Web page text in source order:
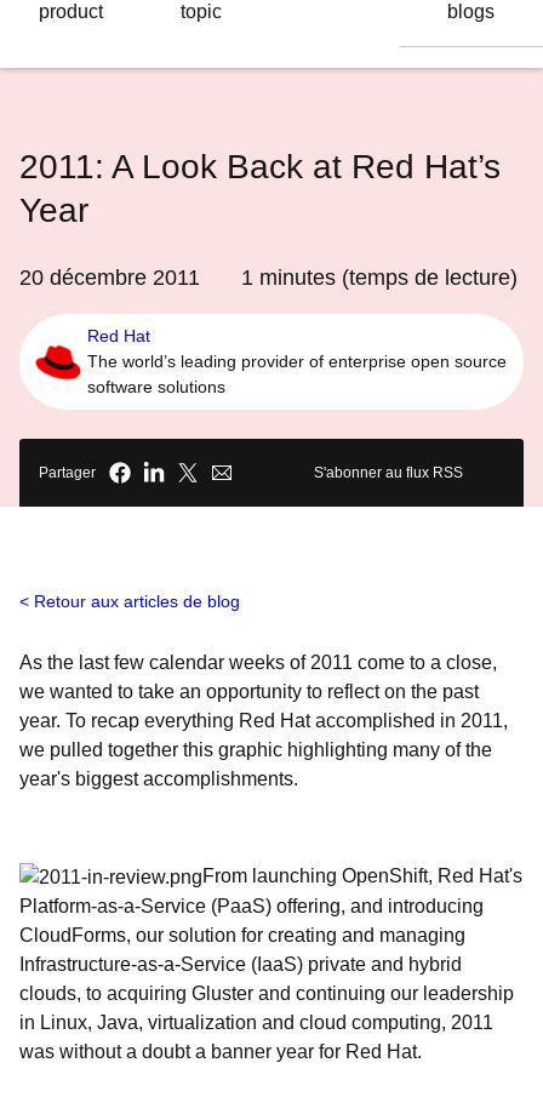
product
topic
blogs
2011: A Look Back at Red Hat’s
Year
20 décembre 2011 1 minutes (temps de lecture)
Red Hat
The world’s leading provider of enterprise open source
software solutions
Partager S'abonner au flux RSS
Retour aux articles de blog
As the last few calendar weeks of 2011 come to a close,
we wanted to take an opportunity to reflect on the past
year. To recap everything Red Hat accomplished in 2011,
we pulled together this graphic highlighting many of the
year's biggest accomplishments.
From launching OpenShift, Red Hat's
Platform-as-a-Service (PaaS) offering, and introducing
CloudForms, our solution for creating and managing
Infrastructure-as-a-Service (IaaS) private and hybrid
clouds, to acquiring Gluster and continuing our leadership
in Linux, Java, virtualization and cloud computing, 2011
was without a doubt a banner year for Red Hat.